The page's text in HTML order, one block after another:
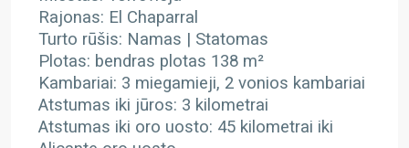
Rajonas: El Chaparral
Turto rūšis: Namas | Statomas
Plotas: bendras plotas 138 m²
Kambariai: 3 miegamieji, 2 vonios kambariai
Atstumas iki jūros: 3 kilometrai
Atstumas iki oro uosto: 45 kilometrai iki